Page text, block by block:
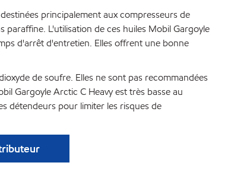
principalement aux compresseurs de
L'utilisation de ces huiles Mobil Gargoyle
d'arrêt d'entretien. Elles offrent une bonne
de soufre. Elles ne sont pas recommandées
Gargoyle Arctic C Heavy est très basse au
détendeurs pour limiter les risques de